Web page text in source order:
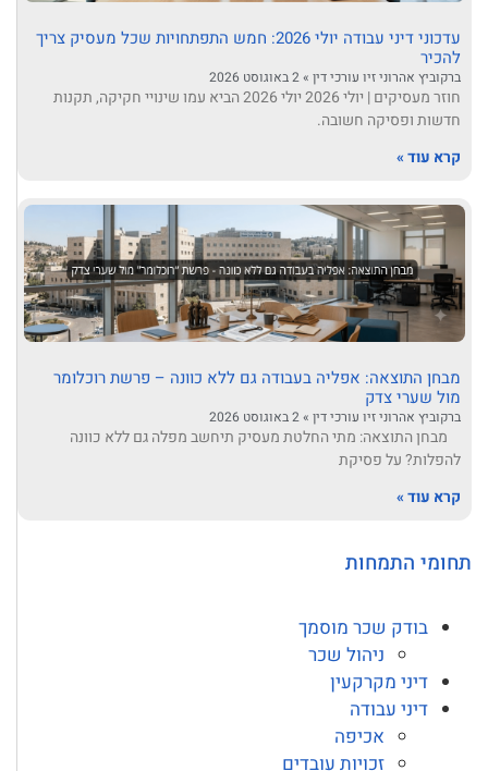
עדכוני דיני עבודה יולי 2026: חמש התפתחויות שכל מעסיק צריך
להכיר
ברקוביץ אהרוני זיו עורכי דין
חוזר מעסיקים | יולי 2026 יולי 2026 הביא עמו שינויי חקיקה, תקנות
חדשות ופסיקה חשובה.
קרא עוד »
מבחן התוצאה: אפליה בעבודה גם ללא כוונה – פרשת רוכלומר
מול שערי צדק
ברקוביץ אהרוני זיו עורכי דין
מבחן התוצאה: מתי החלטת מעסיק תיחשב מפלה גם ללא כוונה
להפלות? על פסיקת
קרא עוד »
תחומי התמחות
בודק שכר מוסמך
ניהול שכר
דיני מקרקעין
דיני עבודה
אכיפה
זכויות עובדים